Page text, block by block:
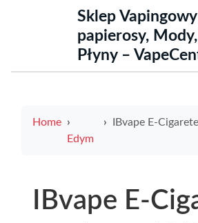
Sklep
papierosy, Mody,
Płyny –
Home
Edym
IBvape E-Cigarete i smok nord kit
IBvape E-